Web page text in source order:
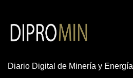
Diario Digital de Minería y Energía